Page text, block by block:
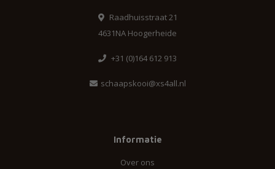
Raadhuisstraat 21
4631NA Hoogerheide
+31 (0)164 612 913
schaapskooi@xs4all.nl
Informatie
Over ons